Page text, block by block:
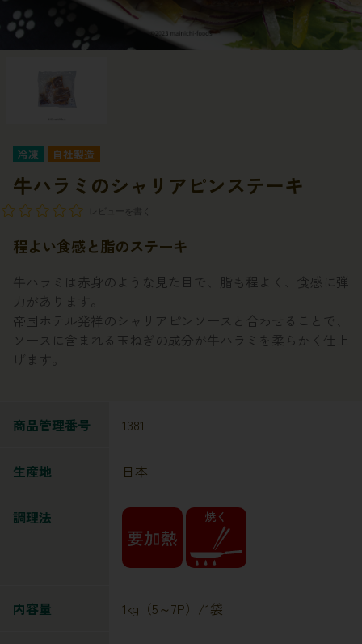
冷凍 自社製造
牛ハラミのシャリアピンステーキ
レビューを書く
程よい食感と脂のステーキ
牛ハラミは赤身のような見た目で、脂も程よく、食感に弾
力があります。
帝国ホテル発祥のシャリアピンソースと合わせることで、
ソースに含まれる玉ねぎの成分が牛ハラミを柔らかく仕上
げます。
商品管理番号 1381
生産地 日本
調理法
内容量 1kg（5～7P）/1袋